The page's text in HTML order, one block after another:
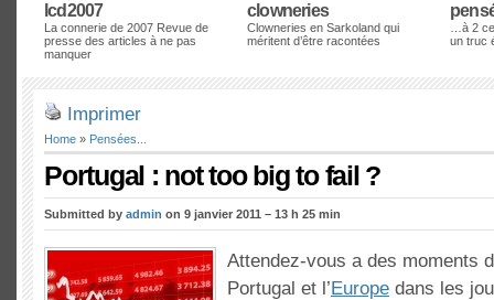
lcd2007
La connerie de 2007 Revue de
presse des articles à ne pas
manquer
clowneries
Clowneries en Sarkoland qui
méritent d’être racontées
…à 2
un truc
Imprimer
Home » Pensées...
Portugal : not too big to fail ?
Submitted by admin on 9 janvier 2011 – 13 h 25 min
Attendez-vous a des moments
Portugal et l’Europe dans les